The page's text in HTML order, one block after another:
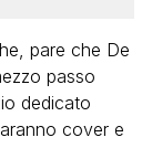
pare che De
passo
dedicato
cover e